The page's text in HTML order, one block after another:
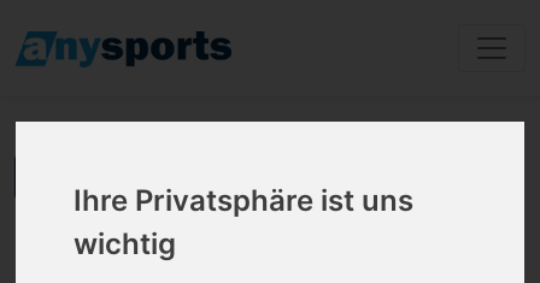
Ihre Privatsphäre ist uns
wichtig
BODY-FIT